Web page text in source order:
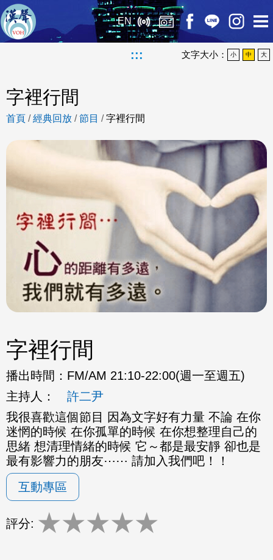
EN
::: 文字大小： 小 中 大
字裡行間
首頁 /經典回放 /節目 /字裡行間
字裡行間
播出時間： FM/AM 21:10-22:00(週一至週五)
主持人：
許二尹
我很喜歡這個節目 因為文字好有力量 不論 在你
迷惘的時候 在你孤單的時候 在你想整理自己的
思緒 想清理情緒的時候 它～都是最安靜 卻也是
最有影響力的朋友⋯⋯ 請加入我們吧！！
互動專區
評分: ★★★★★